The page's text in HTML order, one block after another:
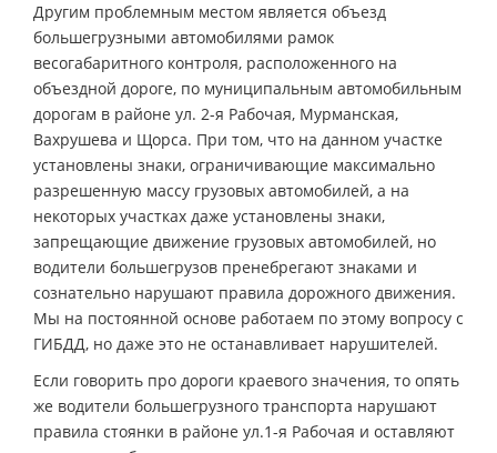
Другим проблемным местом является объезд
большегрузными автомобилями рамок
весогабаритного контроля, расположенного на
объездной дороге, по муниципальным автомобильным
дорогам в районе ул. 2-я Рабочая, Мурманская,
Вахрушева и Щорса. При том, что на данном участке
установлены знаки, ограничивающие максимально
разрешенную массу грузовых автомобилей, а на
некоторых участках даже установлены знаки,
запрещающие движение грузовых автомобилей, но
водители большегрузов пренебрегают знаками и
сознательно нарушают правила дорожного движения.
Мы на постоянной основе работаем по этому вопросу с
ГИБДД, но даже это не останавливает нарушителей.
Если говорить про дороги краевого значения, то опять
же водители большегрузного транспорта нарушают
правила стоянки в районе ул.1-я Рабочая и оставляют